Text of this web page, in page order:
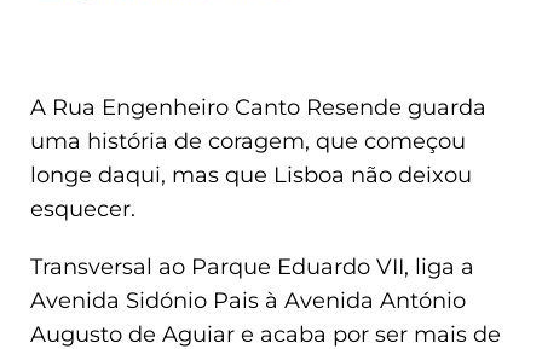
A Rua Engenheiro Canto Resende guarda
uma história de coragem, que começou
longe daqui, mas que Lisboa não deixou
esquecer.
Transversal ao Parque Eduardo VII, liga a
Avenida Sidónio Pais à Avenida António
Augusto de Aguiar e acaba por ser mais de